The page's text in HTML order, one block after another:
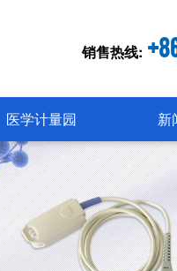
销售热线:
医学计量园 新